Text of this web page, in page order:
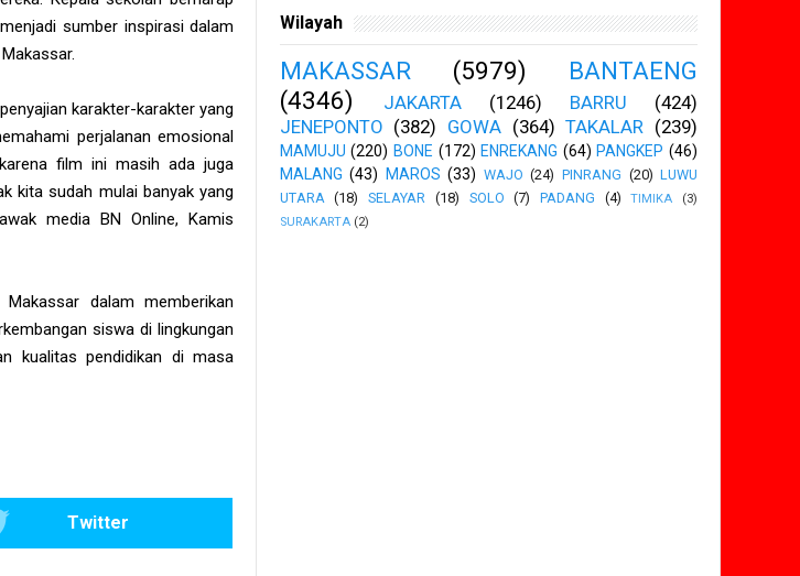
sumber inspirasi dalam
karakter-karakter yang
perjalanan emosional
film ini masih ada juga
kita sudah mulai banyak yang
media BN Online, Kamis
dalam memberikan
siswa di lingkungan
kualitas pendidikan di masa
Twitter
Wilayah
MAKASSAR (5979)
BANTAENG
(4346)
JAKARTA (1246) BARRU
(424)
JENEPONTO (382) GOWA (364) TAKALAR (239)
MAMUJU (220) BONE (172) ENREKANG (64) PANGKEP (46)
MALANG (43) MAROS (33) WAJO (24) PINRANG (20) LUWU
UTARA (18) SELAYAR (18) SOLO (7) PADANG (4) TIMIKA
(3)
SURAKARTA (2)